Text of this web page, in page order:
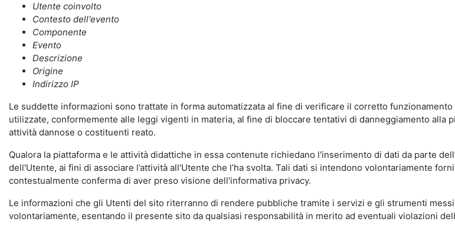
Utente coinvolto
Contesto dell'evento
Componente
Evento
Descrizione
Origine
Indirizzo IP
Le suddette informazioni sono trattate in forma automatizzata al fine di verificare il corretto
utilizzate, conformemente alle leggi vigenti in materia, al fine di bloccare tentativi di danneggiamento
attività dannose o costituenti reato.
Qualora la piattaforma e le attività didattiche in essa contenute richiedano l'inserimento di dati da parte
dell'Utente, ai fini di associare l’attività all'Utente che l’ha svolta. Tali dati si intendono volontariamente
contestualmente conferma di aver preso visione dell'informativa privacy.
Le informazioni che gli Utenti del sito riterranno di rendere pubbliche tramite i servizi e gli strumenti
volontariamente, esentando il presente sito da qualsiasi responsabilità in merito ad eventuali violazioni